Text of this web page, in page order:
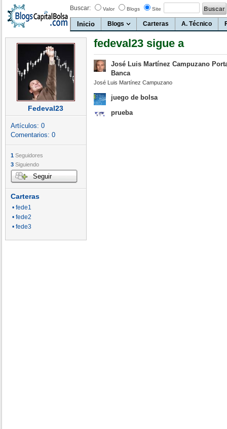
Buscar: Valor Blogs Site
Inicio Blogs Carteras A. Técnico
Fedeval23
Artículos: 0
Comentarios: 0
1 Seguidores
3 Siguiendo
Seguir
Carteras
• fede1
• fede2
• fede3
fedeval23 sigue a
José Luis Martínez Campuzano
Banca
José Luis Martínez Campuzano
juego de bolsa
prueba